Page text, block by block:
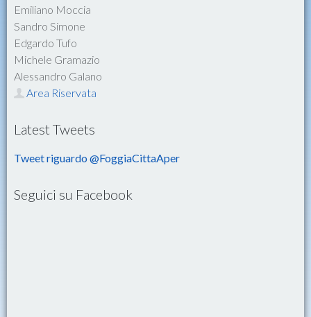
Emiliano Moccia
Sandro Simone
Edgardo Tufo
Michele Gramazio
Alessandro Galano
Area Riservata
Latest Tweets
Tweet riguardo @FoggiaCittaAper
Seguici su Facebook